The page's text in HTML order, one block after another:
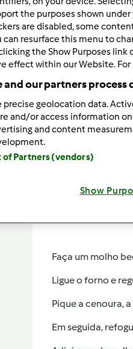
Faça um molho
Ligue o forno e
Pique a cenoura,
Em seguida,
the purposes shown
are disabled, some
can resurface this menu to
the Show Purposes
effect within our Website.
and our partners process
precise geolocation data.
and/or access information
and content
of Partners (vendors)
Show